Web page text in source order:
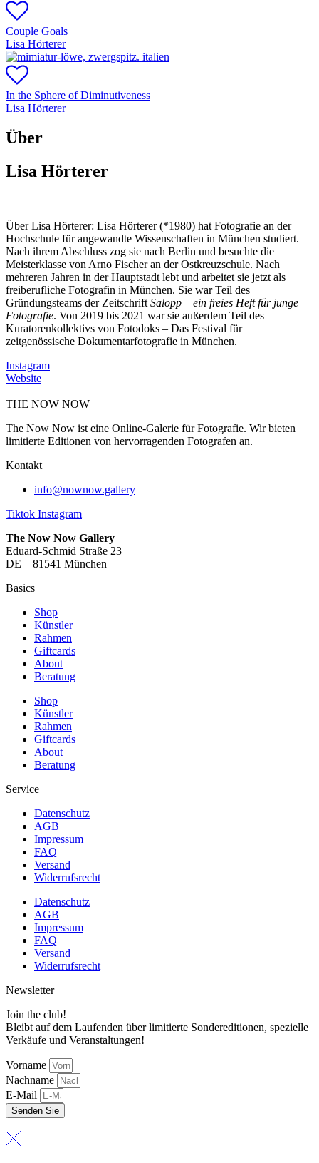
Couple Goals
Lisa Hörterer
In the Sphere of Diminutiveness
Lisa Hörterer
Über
Lisa Hörterer
Über Lisa Hörterer: Lisa Hörterer (*1980) hat Fotografie an der
Hochschule für angewandte Wissenschaften in München studiert.
Nach ihrem Abschluss zog sie nach Berlin und besuchte die
Meisterklasse von Arno Fischer an der Ostkreuzschule. Nach
mehreren Jahren in der Hauptstadt lebt und arbeitet sie jetzt als
freiberufliche Fotografin in München. Sie war Teil des
Gründungsteams der Zeitschrift Salopp – ein freies Heft für junge
Fotografie. Von 2019 bis 2021 war sie außerdem Teil des
Kuratorenkollektivs von Fotodoks – Das Festival für
zeitgenössische Dokumentarfotografie in München.
Instagram
Website
THE NOW NOW
The Now Now ist eine Online-Galerie für Fotografie. Wir bieten
limitierte Editionen von hervorragenden Fotografen an.
Kontakt
info@nownow.gallery
Tiktok Instagram
The Now Now Gallery
Eduard-Schmid Straße 23
DE – 81541 München
Basics
Shop
Künstler
Rahmen
Giftcards
About
Beratung
Shop
Künstler
Rahmen
Giftcards
About
Beratung
Service
Datenschutz
AGB
Impressum
FAQ
Versand
Widerrufsrecht
Datenschutz
AGB
Impressum
FAQ
Versand
Widerrufsrecht
Newsletter
Join the club!
Bleibt auf dem Laufenden über limitierte Sondereditionen, spezielle
Verkäufe und Veranstaltungen!
Vorname
Nachname
E-Mail
Senden Sie